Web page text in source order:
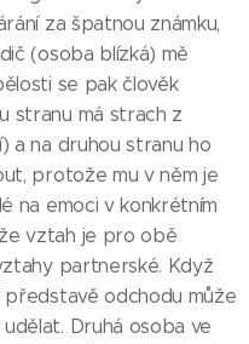
za špatnou známku,
(osoba blízká) mě
se pak člověk
stranu má strach z
a na druhou stranu ho
protože mu v něm je
na emoci v konkrétním
vztah je pro obě
partnerské. Když
odchodu může
Druhá osoba ve